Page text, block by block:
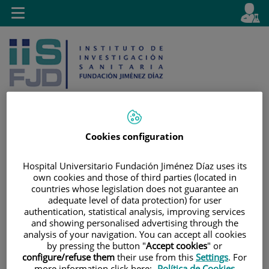
Saltar al contenido
contenido
activo
es
Toggle
navigation
Cookies configuration
Hospital Universitario Fundación Jiménez Díaz uses its
own cookies and those of third parties (located in
countries whose legislation does not guarantee an
adequate level of data protection) for user
authentication, statistical analysis, improving services
and showing personalised advertising through the
analysis of your navigation. You can accept all cookies
by pressing the button "Accept cookies" or
configure/refuse them their use from this Settings. For